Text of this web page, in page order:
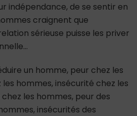
indépendance, de se sentir en
craignent que
sérieuse puisse les priver
un homme, peur chez les
hommes, insécurité chez les
les hommes, peur des
insécurités des